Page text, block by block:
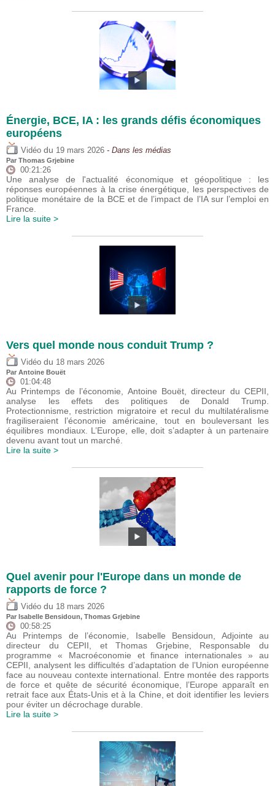
Énergie, BCE, IA : les grands défis économiques
européens
Vidéo du 19 mars 2026 - Dans les médias
Par Thomas Grjebine
00:21:26
Une analyse de l'actualité économique et géopolitique : les
réponses européennes à la crise énergétique, les perspectives de
politique monétaire de la BCE et de l’impact de l’IA sur l’emploi en
France.
Lire la suite >
Vers quel monde nous conduit Trump ?
Vidéo du 18 mars 2026
Par Antoine Bouët
01:04:48
Au Printemps de l’économie, Antoine Bouët, directeur du CEPII,
analyse les effets des politiques de Donald Trump.
Protectionnisme, restriction migratoire et recul du multilatéralisme
fragiliseraient l’économie américaine, tout en bouleversant les
équilibres mondiaux. L’Europe, elle, doit s’adapter à un partenaire
devenu avant tout un marché.
Lire la suite >
Quel avenir pour l'Europe dans un monde de
rapports de force ?
Vidéo du 18 mars 2026
Par Isabelle Bensidoun, Thomas Grjebine
00:58:25
Au Printemps de l’économie, Isabelle Bensidoun, Adjointe au
directeur du CEPII, et Thomas Grjebine, Responsable du
programme « Macroéconomie et finance internationales » au
CEPII, analysent les difficultés d’adaptation de l’Union européenne
face au nouveau contexte international. Entre montée des rapports
de force et quête de sécurité économique, l’Europe apparaît en
retrait face aux États-Unis et à la Chine, et doit identifier les leviers
pour éviter un décrochage durable.
Lire la suite >